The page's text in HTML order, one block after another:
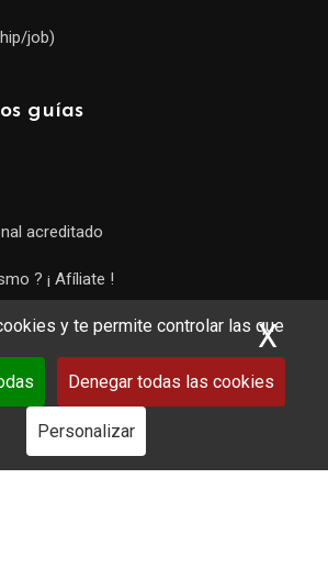
y te permite controlar las que
Denegar todas las cookies
Personalizar
X
job)
guías
acreditado
? ¡ Afíliate !
a trabajar !